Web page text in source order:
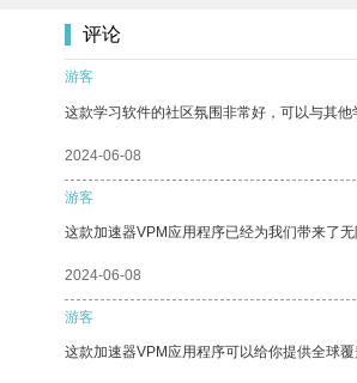
评论
游客
这款学习软件的社区氛围非常好，可以与其他
2024-06-08
游客
这款加速器VPM应用程序已经为我们带来了无
2024-06-08
游客
这款加速器VPM应用程序可以给你提供全球覆